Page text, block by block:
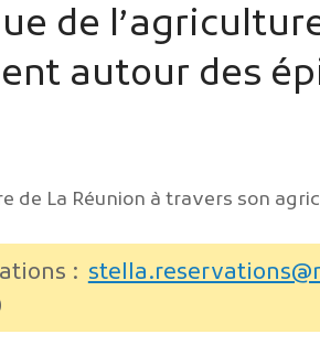
de
autour des
de La Réunion à travers son
: